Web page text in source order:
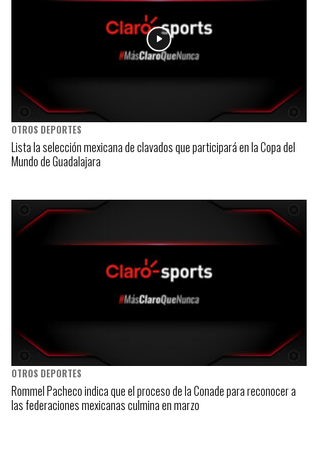
OTROS DEPORTES
Lista la selección mexicana de clavados que participará en la Copa del
Mundo de Guadalajara
OTROS DEPORTES
Rommel Pacheco indica que el proceso de la Conade para reconocer a
las federaciones mexicanas culmina en marzo